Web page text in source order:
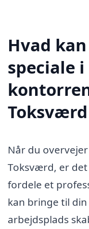
Hvad
speciale i
Når du
Toksværd, er
fordele et
kan bringe til
arbejdsplads